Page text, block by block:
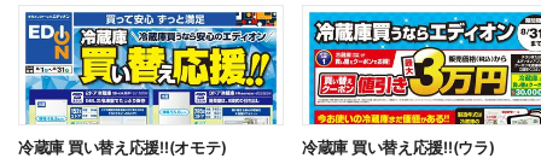
冷蔵庫 買い替え応援!!(オモテ) 冷蔵庫 買い替え応援!!(ウラ)